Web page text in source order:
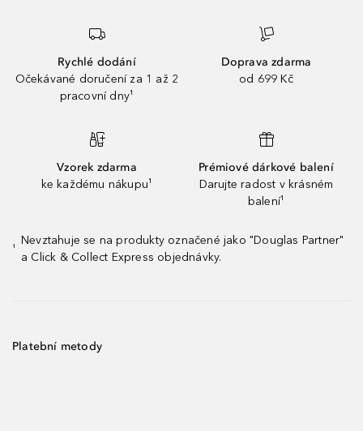
Rychlé dodání
Očekávané doručení za 1 až 2
pracovní dny¹
Doprava zdarma
od 699 Kč
Vzorek zdarma
ke každému nákupu¹
Prémiové dárkové balení
Darujte radost v krásném
balení¹
¹
Nevztahuje se na produkty označené jako "Douglas Partner"
a Click & Collect Express objednávky.
Platební metody